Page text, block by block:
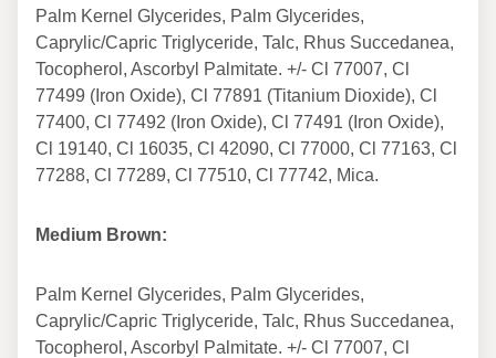
Palm Kernel Glycerides, Palm Glycerides,
Caprylic/Capric Triglyceride, Talc, Rhus Succedanea,
Tocopherol, Ascorbyl Palmitate. +/- Cl 77007, Cl
77499 (Iron Oxide), Cl 77891 (Titanium Dioxide), Cl
77400, Cl 77492 (Iron Oxide), Cl 77491 (Iron Oxide),
Cl 19140, Cl 16035, Cl 42090, Cl 77000, Cl 77163, Cl
77288, Cl 77289, Cl 77510, Cl 77742, Mica.
Medium Brown:
Palm Kernel Glycerides, Palm Glycerides,
Caprylic/Capric Triglyceride, Talc, Rhus Succedanea,
Tocopherol, Ascorbyl Palmitate. +/- Cl 77007, Cl